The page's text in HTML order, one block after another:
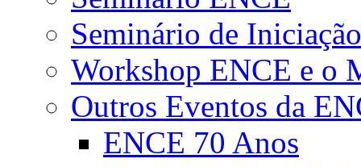
Seminário de
Workshop ENCE e o
Outros Eventos da
ENCE 70 Anos